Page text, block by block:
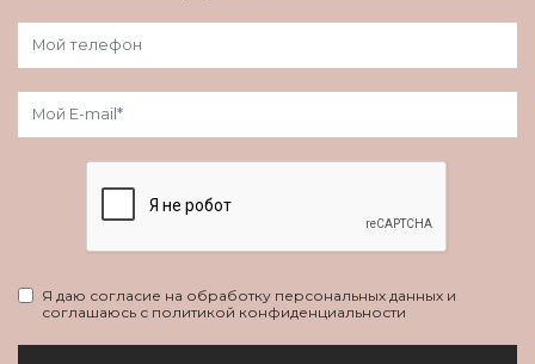
Я даю согласие на обработку персональных данных и
соглашаюсь с политикой конфиденциальности